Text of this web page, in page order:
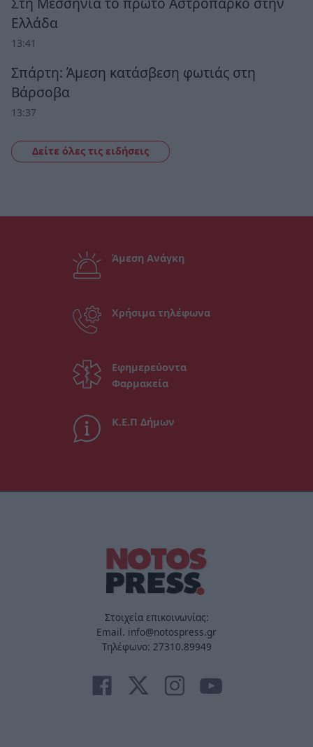
Ελλάδα
13:41
Σπάρτη: Άμεση κατάσβεση φωτιάς στη
Βάρσοβα
13:37
Δείτε όλες τις ειδήσεις
Άμεση Ανάγκη
Χρήσιμα τηλέφωνα
Εφημερεύοντα
Φαρμακεία
Κ.Ε.Π Δήμων
Στοιχεία επικοινωνίας:
Email. info@notospress.gr
Τηλέφωνο: 27310.89949